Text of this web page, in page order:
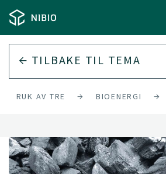
TILBAKE TIL TEMA
BRUK AV TRE BIOENERGI